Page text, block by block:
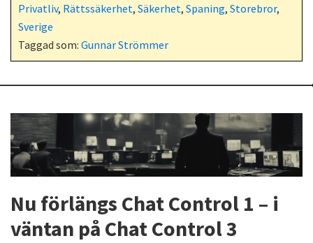
Privatliv, Rättssäkerhet, Säkerhet, Spaning, Storebror,
Sverige
Taggad som: Gunnar Strömmer
Nu förlängs Chat Control 1 – i
väntan på Chat Control 3